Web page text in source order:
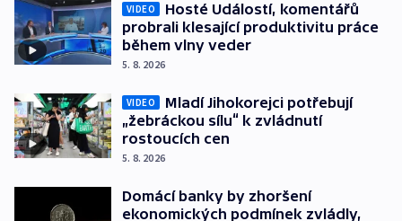
VIDEO
Hosté Událostí, komentářů
probrali klesající produktivitu práce
během vlny veder
5. 8. 2026
VIDEO
Mladí Jihokorejci potřebují
„žebráckou sílu“ k zvládnutí
rostoucích cen
5. 8. 2026
Domácí banky by zhoršení
ekonomických podmínek zvládly,